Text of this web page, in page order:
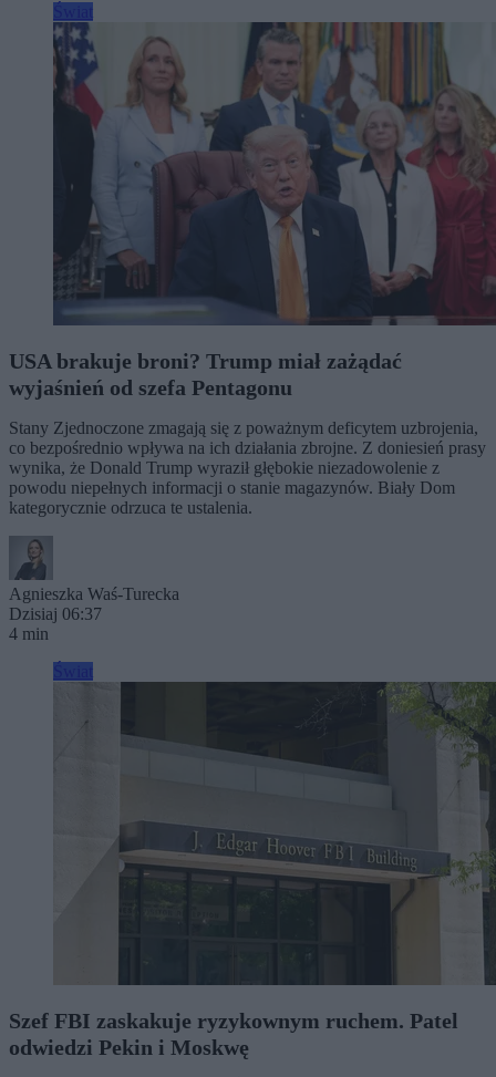
USA brakuje broni? Trump miał zażądać
wyjaśnień od szefa Pentagonu
Stany Zjednoczone zmagają się z poważnym deficytem uzbrojenia,
co bezpośrednio wpływa na ich działania zbrojne. Z doniesień prasy
wynika, że Donald Trump wyraził głębokie niezadowolenie z
powodu niepełnych informacji o stanie magazynów. Biały Dom
kategorycznie odrzuca te ustalenia.
Agnieszka Waś-Turecka
Dzisiaj 06:37
4 min
Szef FBI zaskakuje ryzykownym ruchem. Patel
odwiedzi Pekin i Moskwę